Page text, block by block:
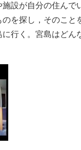
設が自分の住ん
を探し，そのこ
行く。宮島はど